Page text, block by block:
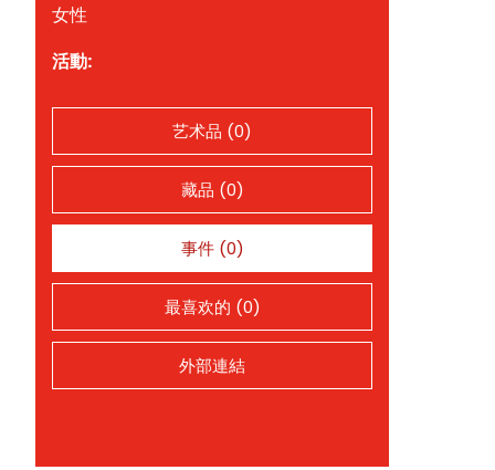
女性
活動:
艺术品 (0)
藏品 (0)
事件 (0)
最喜欢的 (0)
外部連結